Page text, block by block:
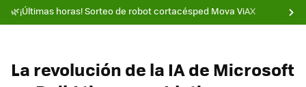
🌿¡Últimas horas! Sorteo de robot cortacésped Mova ViAX
La revolución de la IA de Microsoft